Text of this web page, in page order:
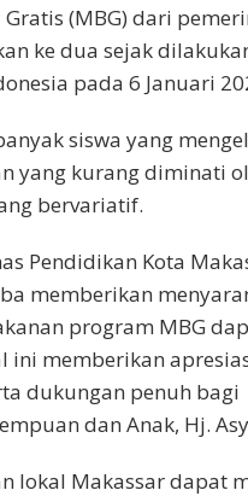
(MBG) dari
ke dua sejak
pada 6 Januari
siswa yang
yang kurang diminati
bervariatif.
Pendidikan Kota
memberikan
program MBG
ini memberikan
dukungan penuh bagi
dan Anak, Hj.
lokal Makassar dapat